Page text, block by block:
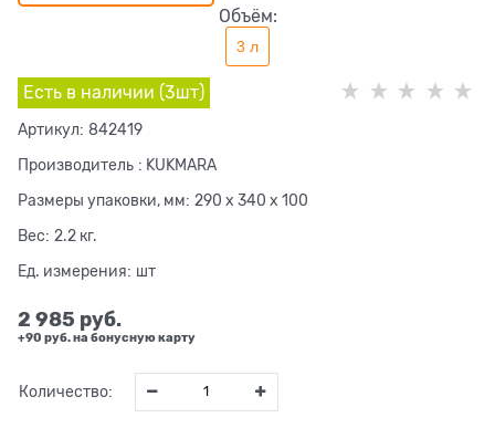
Объём:
3 л
Есть в наличии (3шт)
Артикул: 842419
Производитель : KUKMARA
Размеры упаковки, мм: 290 x 340 x 100
Вес: 2.2 кг.
Ед. измерения: шт
2 985 руб.
+90 руб. на бонусную карту
Количество: